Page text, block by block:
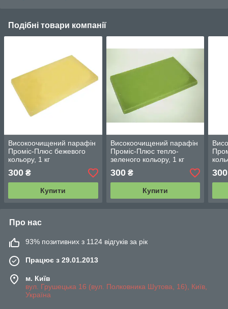
Подібні товари компанії
Високоочищений парафін
Проміс-Плюс бежевого
кольору, 1 кг
300 ₴
Купити
Високоочищений парафін
Проміс-Плюс тепло-
зеленого кольору, 1 кг
300₴
Купити
300
Про нас
93% позитивних з 1124 відгуків за рік
Працює з 29.01.2013
м. Київ
вул. Грушецька 16 (вул. Полковника Шутова, 16), Київ,
Україна